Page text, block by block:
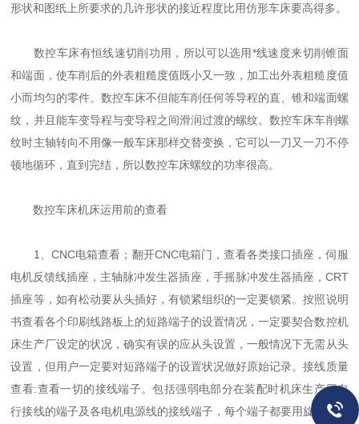
形状和图纸上所要求的几许形状的接近程度比用仿形车床要高得多。
数控车床有恒线速切削功用，所以可以选用*线速度来切削锥面
和端面，使车削后的外表粗糙度值既小又一致，加工出外表粗糙度值
小而均匀的零件。数控车床不但能车削任何等导程的直、锥和端面螺
纹，并且能车变导程与变导程之间滑润过渡的螺纹。数控车床车削螺
纹时主轴转向不用像一般车床那样交替变换，它可以一刀又一刀不停
顿地循环，直到完结，所以数控车床螺纹的功率很高。
数控车床机床运用前的查看
1、CNC电箱查看；翻开CNC电箱门，查看各类接口插座，伺服
电机反馈线插座，主轴脉冲发生器插座，手摇脉冲发生器插座，CRT
插座等，如有松动要从头插好，有锁紧组织的一定要锁紧。按照说明
书查看各个印刷线路板上的短路端子的设置情况，一定要契合数控机
床生产厂设定的状况，确实有误的应从头设置，一般情况下无需从头
设置，但用户一定要对短路端子的设置状况做好原始记录。接线质量
查看:查看一切的接线端子。包括强弱电部分在装配时机床生产厂自
行接线的端子及各电机电源线的接线端子，每个端子都要用旋具紧固